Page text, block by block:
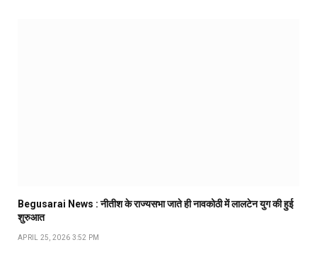
Begusarai News : नीतीश के राज्यसभा जाते ही नावकोठी में लालटेन युग की हुई
शुरुआत
APRIL 25, 2026 3:52 PM